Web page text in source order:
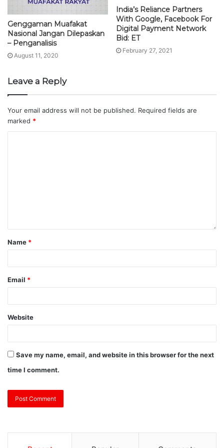
Genggaman Muafakat
Nasional Jangan Dilepaskan
– Penganalisis
August 11, 2020
India’s Reliance Partners
With Google, Facebook For
Digital Payment Network
Bid: ET
February 27, 2021
Leave a Reply
Your email address will not be published. Required fields are
marked *
Name *
Email *
Website
Save my name, email, and website in this browser for the next
time I comment.